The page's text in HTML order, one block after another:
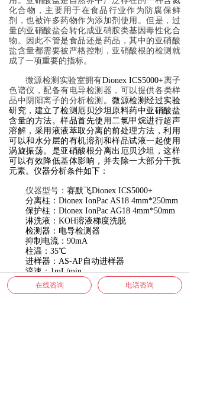
化合物，主要用于在食品行业作为防腐保鲜
剂，也被许多药物作为添加剂使用。但是，过
量的亚硝酸盐会转化成亚硝胺类基因毒性化合
物。因此不管是食品还是药品，其中的亚硝酸
盐含量都需要被严格控制，亚硝酸根的检测就
成了一项重要的指标。
微源检测 实验室拥有Dionex ICS5000+离子
色谱仪 ， 配备有电导检测器， 可以提供各类样
品中阴阳离子的分析检测 。微源检测经过实验
研究，建立了检测厄贝沙坦原料药中亚硝酸盐
含量的方法。样品首先使用二氯甲烷进行超声
溶解，采用液液萃取分离的前处理方法，利用
可以和水分层的有机溶剂和样品试液一起使用
涡旋振荡。是亚硝酸根分离出厄贝沙坦，这样
可以有效降低基体影响，并去除一大部分干扰
元素。仪器分析条件如下：
仪器型号： 赛默飞Dionex ICS5000+
分离柱 ： Dionex IonPac AS18 4mm*250mm
保护柱 ： Dionex IonPac AG18 4mm*50mm
淋洗液： KOH溶液梯度洗脱
检测器：电导检测器
抑制电流： 90mA
柱温： 35℃
进样器 ： AS-AP自动进样器
流速：1mL/min
进样量：25
在线咨询 电话咨询